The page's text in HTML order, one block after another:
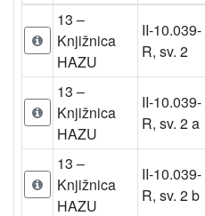
13 –
Knjižnica
HAZU
II-10.039-
R, sv. 2
13 –
Knjižnica
HAZU
II-10.039-
R, sv. 2 a
13 –
Knjižnica
HAZU
II-10.039-
R, sv. 2 b